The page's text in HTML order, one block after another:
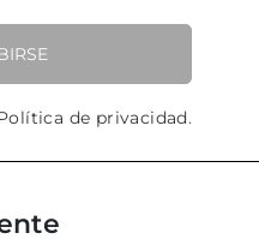
de privacidad.